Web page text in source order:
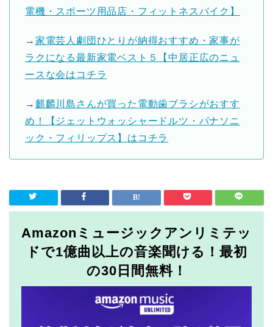
電機・スポーツ用品店・フィットネスバイク】
→ 家電芸人劇団ひとりが納得おすすめ・家事が
ラクになる最新家電ベスト５【中居正広のニュ
ースな会はコチラ
→ 麒麟川島さんが買った電動歯ブラシがおすす
め！【ジェットウォッシャードルツ・パナソニ
ック・フィリップス】はコチラ
Amazonミュージックアンリミテッ
ドで1億曲以上の音楽聞ける！最初
の30日間無料！